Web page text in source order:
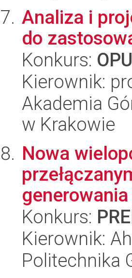
Analiza i
do
Konkurs:
Kierownik:
Akademia
w Krakowie
Nowa
Konkurs:
Kierownik:
Politechnika